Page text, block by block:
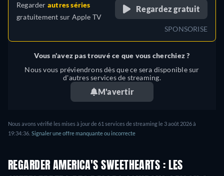
Regarder autres séries
gratuitement sur Apple TV
Regardez gratuit
SPONSORISE
Vous n'avez pas trouvé ce que vous cherchiez ?
Nous vous préviendrons dès que ce sera disponible sur
d'autres services de streaming.
M'avertir
Nous avons vérifié les mises à jour de 61 services de streaming le 3 août 2026 à
19:34:36. Signaler une offre manquante ou incorrecte
REGARDER AMERICA'S SWEETHEARTS : LES